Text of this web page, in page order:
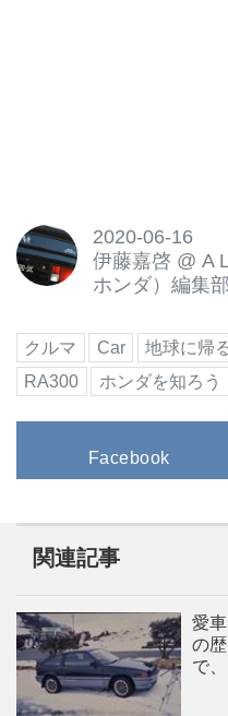
2020-06-16
伊藤嘉啓 @ A
ホンダ）編集部
クルマ Car 地球に帰
RA300
ホンダを知ろう
Facebook
関連記事
愛
の
で